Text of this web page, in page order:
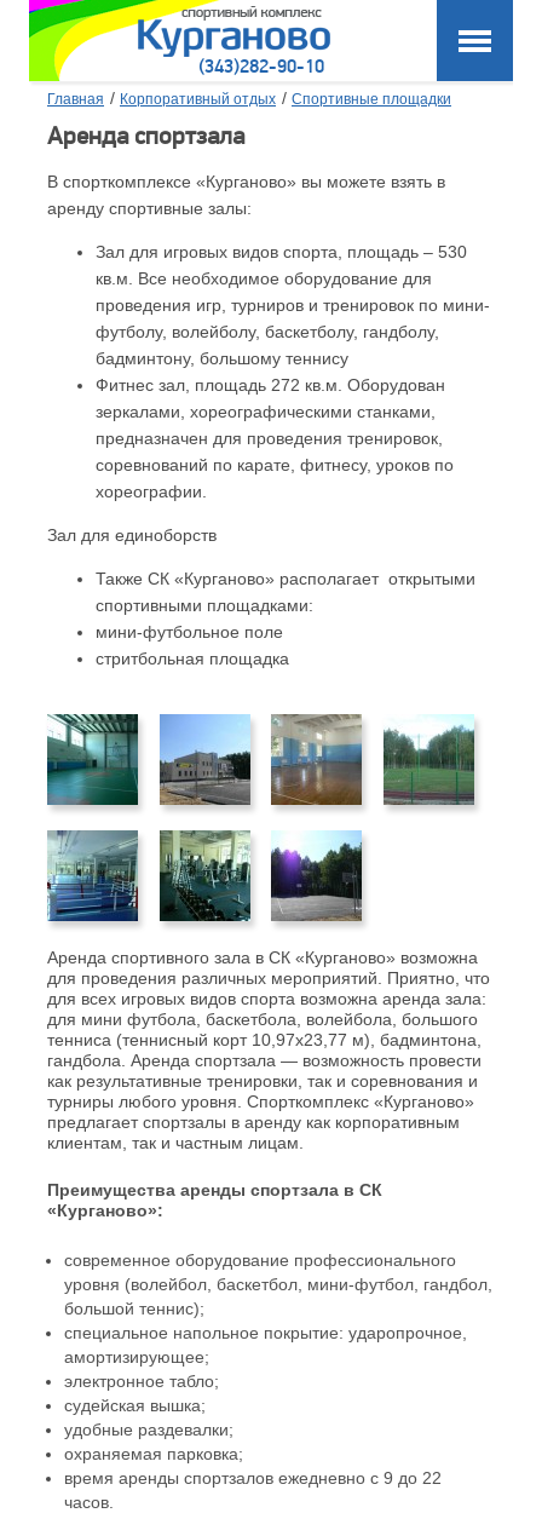
(343)282-90-10
Главная / Корпоративный отдых / Спортивные площадки
Аренда спортзала
В спорткомплексе «Курганово» вы можете взять в
аренду спортивные залы:
Зал для игровых видов спорта, площадь – 530
кв.м. Все необходимое оборудование для
проведения игр, турниров и тренировок по мини-
футболу, волейболу, баскетболу, гандболу,
бадминтону, большому теннису
Фитнес зал, площадь 272 кв.м. Оборудован
зеркалами, хореографическими станками,
предназначен для проведения тренировок,
соревнований по карате, фитнесу, уроков по
хореографии.
Зал для единоборств
Также СК «Курганово» располагает открытыми
спортивными площадками:
мини-футбольное поле
стритбольная площадка
Аренда спортивного зала в СК «Курганово» возможна
для проведения различных мероприятий. Приятно, что
для всех игровых видов спорта возможна аренда зала:
для мини футбола, баскетбола, волейбола, большого
тенниса (теннисный корт 10,97х23,77 м), бадминтона,
гандбола. Аренда спортзала — возможность провести
как результативные тренировки, так и соревнования и
турниры любого уровня. Спорткомплекс «Курганово»
предлагает спортзалы в аренду как корпоративным
клиентам, так и частным лицам.
Преимущества аренды спортзала в СК
«Курганово»:
современное оборудование профессионального
уровня (волейбол, баскетбол, мини-футбол, гандбол,
большой теннис);
специальное напольное покрытие: ударопрочное,
амортизирующее;
электронное табло;
судейская вышка;
удобные раздевалки;
охраняемая парковка;
время аренды спортзалов ежедневно с 9 до 22
часов.